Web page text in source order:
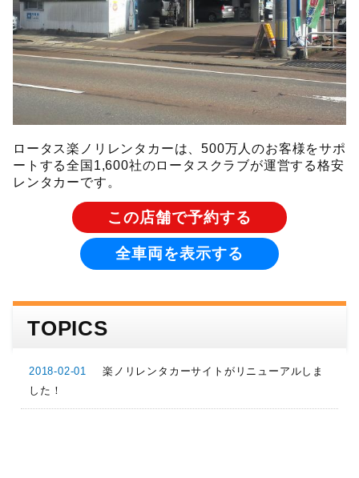
ロータス楽ノリレンタカーは、500万人のお客様をサポ
ートする全国1,600社のロータスクラブが運営する格安
レンタカーです。
この店舗で予約する
全車両を表示する
TOPICS
2018-02-01
楽ノリレンタカーサイトがリニューアルしま
した！